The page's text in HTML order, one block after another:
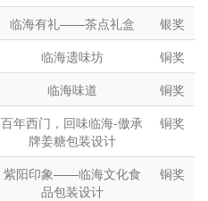
临海有礼——茶点礼盒
银奖
临海遗味坊
铜奖
临海味道
铜奖
百年西门，回味临海-傲承
牌姜糖包装设计
铜奖
紫阳印象——临海文化食
品包装设计
铜奖